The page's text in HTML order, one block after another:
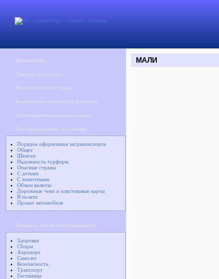
Континенты
Список стран мира
Новости со всех стран
Безвизовые страны для туристов
Достопримечательности стран
Для выезжающих за границу
Порядок оформления загранпаспорта
Общее
Шенген
Надежность турфирм
Опасные страны
С детьми
С животными
Обмен валюты
Дорожные чеки и пластиковые карты
В полете
Прокат автомобиля
Правила для путешественников
Здоровье
Сборы
Аэропорт
Самолет
Безопасность
Транспорт
Гостиница
МАЛИ